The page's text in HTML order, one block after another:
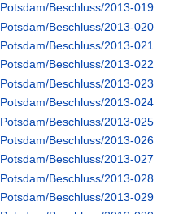
Potsdam/Beschluss/2013-019
Potsdam/Beschluss/2013-020
Potsdam/Beschluss/2013-021
Potsdam/Beschluss/2013-022
Potsdam/Beschluss/2013-023
Potsdam/Beschluss/2013-024
Potsdam/Beschluss/2013-025
Potsdam/Beschluss/2013-026
Potsdam/Beschluss/2013-027
Potsdam/Beschluss/2013-028
Potsdam/Beschluss/2013-029